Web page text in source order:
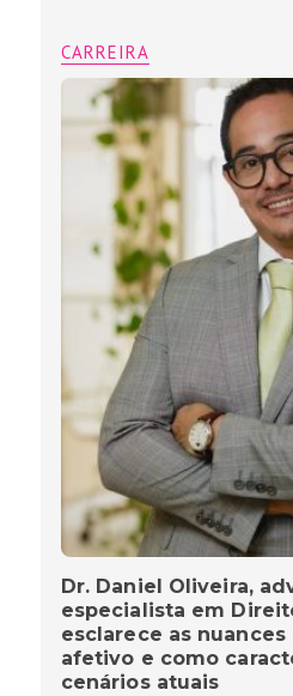
CARREIRA
Dr. Daniel Oliveira,
especialista em
esclarece as
afetivo e como
cenários atuais